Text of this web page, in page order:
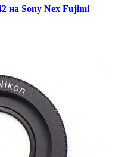
на Sony Nex Fujimi